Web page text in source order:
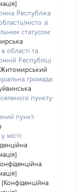
Республіка
місто зі
статусом:
області та
Республіці
Житомирський
громада:
пункту:
пункт:
місті:
[Конфіденційна